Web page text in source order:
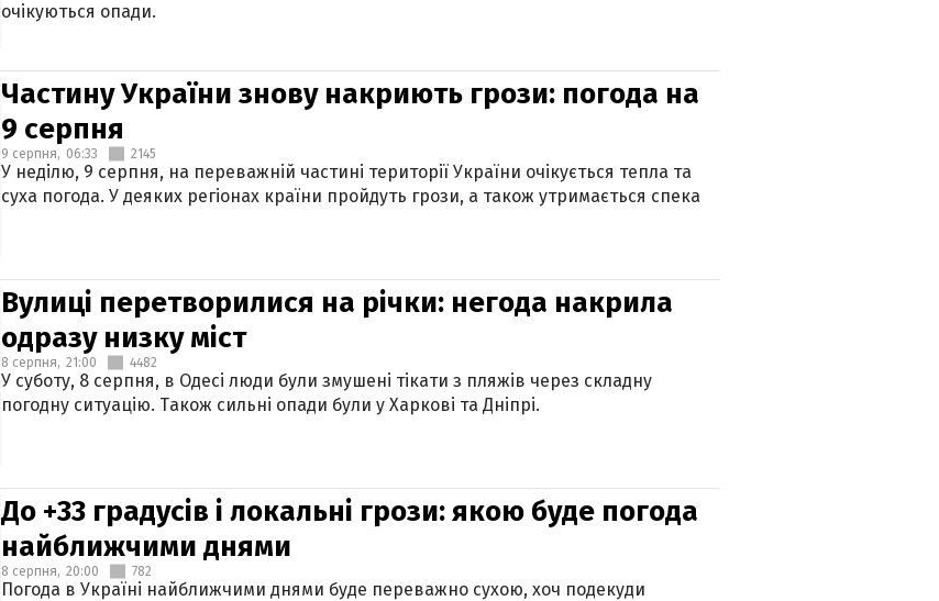
очікуються опади.
Частину України знову накриють грози: погода на
9 серпня
9 серпня, 06:33 2145
У неділю, 9 серпня, на переважній частині території України очікується тепла та
суха погода. У деяких регіонах країни пройдуть грози, а також утримається спека
Вулиці перетворилися на річки: негода накрила
одразу низку міст
8 серпня, 21:00 4482
У суботу, 8 серпня, в Одесі люди були змушені тікати з пляжів через складну
погодну ситуацію. Також сильні опади були у Харкові та Дніпрі.
До +33 градусів і локальні грози: якою буде погода
найближчими днями
8 серпня, 20:00 782
Погода в Україні найближчими днями буде переважно сухою, хоч подекуди